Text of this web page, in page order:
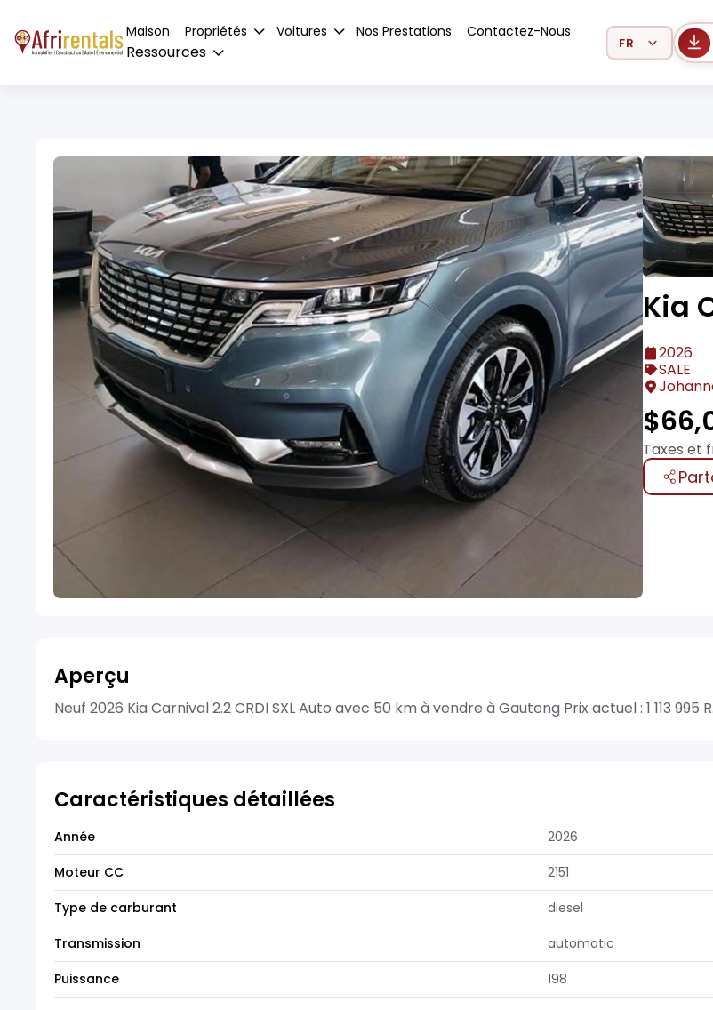
Maison Propriétés Voitures Nos Prestations Contactez-Nous
Ressources
Select Language
Kia
2026
SALE
$
Taxes et
Aperçu
Neuf 2026 Kia Carnival 2.2 CRDI SXL Auto avec 50 km à vendre à Gauteng Prix actuel : 1 113 995 R.
Caractéristiques détaillées
Année
2026
Moteur CC
2151
Type de carburant
diesel
Transmission
automatic
Puissance
198